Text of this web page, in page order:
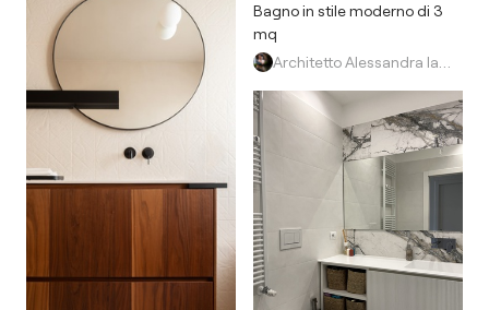
Bagno in stile moderno di 3
mq